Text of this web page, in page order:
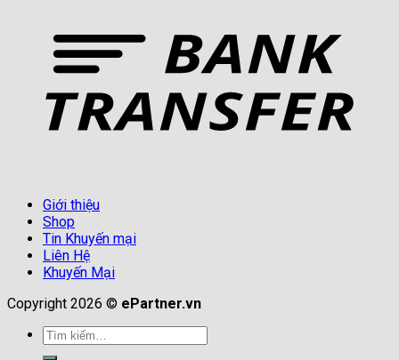
Giới thiệu
Shop
Tin Khuyến mại
Liên Hệ
Khuyến Mại
Copyright 2026 © ePartner.vn
Tìm
kiếm: